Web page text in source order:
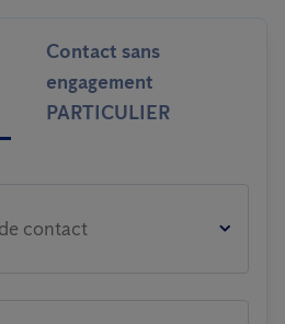
Contact sans
engagement
PARTICULIER
contact